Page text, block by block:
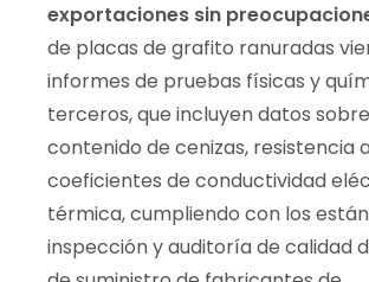
exportaciones sin
de placas de grafito ranuradas
informes de pruebas físicas y
terceros, que incluyen datos
contenido de cenizas, resistencia
coeficientes de conductividad
térmica, cumpliendo con los
inspección y auditoría de calidad